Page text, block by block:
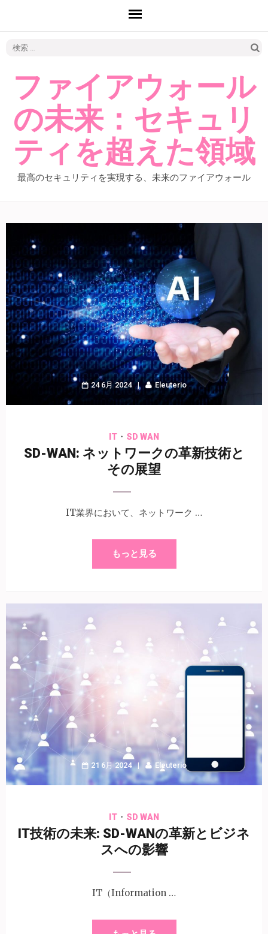
ファイアウォール
の未来：セキュリ
ティを超えた領域
最高のセキュリティを実現する、未来のファイアウォール
24 6月 2024 Eleuterio
IT ・ SD WAN
SD-WAN: ネットワークの革新技術と
その展望
IT業界において、ネットワーク …
もっと見る
21 6月 2024 Eleuterio
IT ・ SD WAN
IT技術の未来: SD-WANの革新とビジネ
スへの影響
IT（Information …